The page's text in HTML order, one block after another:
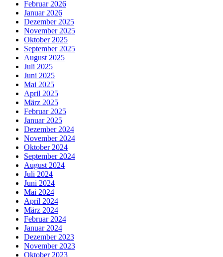
Februar 2026
Januar 2026
Dezember 2025
November 2025
Oktober 2025
September 2025
August 2025
Juli 2025
Juni 2025
Mai 2025
April 2025
März 2025
Februar 2025
Januar 2025
Dezember 2024
November 2024
Oktober 2024
September 2024
August 2024
Juli 2024
Juni 2024
Mai 2024
April 2024
März 2024
Februar 2024
Januar 2024
Dezember 2023
November 2023
Oktober 2023